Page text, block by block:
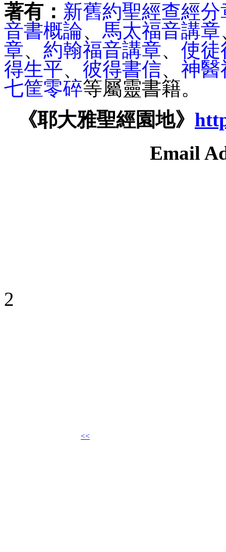
著有： 新舊約聖經查經
音書概論、 馬太福音講章
章、 約翰福音講章、 使徒
得生平、 彼得書信、 神醫
七筐零碎等屬靈書籍。
《耶大雅聖經園地》
Email
2
<<